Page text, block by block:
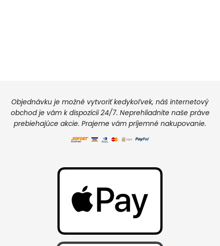
Objednávku je možné vytvoriť kedykoľvek, náš internetový
obchod je vám k dispozícii 24/7. Neprehliadnite naše práve
prebiehajúce akcie. Prajeme vám príjemné nakupovanie.